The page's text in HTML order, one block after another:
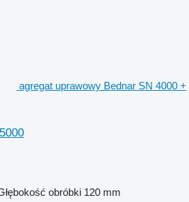
agregat uprawowy Bednar SN 4000 +
obróbki 120 mm